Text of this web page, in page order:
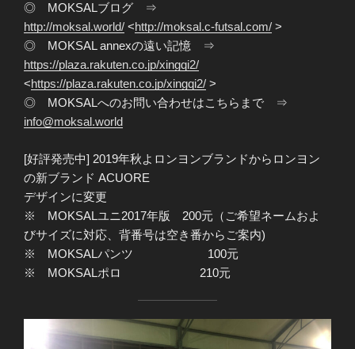
◎ MOKSALブログ ⇒
http://moksal.world/ <http://moksal.c-futsal.com/ >
◎ MOKSAL annexの遠い記憶 ⇒
https://plaza.rakuten.co.jp/xingqi2/
<https://plaza.rakuten.co.jp/xingqi2/ >
◎ MOKSALへのお問い合わせはこちらまで ⇒
info@moksal.world
[好評発売中] 2019年秋よロンヨンブランドからロンヨン
の新ブランド ACUORE
デザインに変更
※ MOKSALユニ2017年版 200元（ご希望ネームおよ
びサイズに対応、背番号は空き番からご案内)
※ MOKSALパンツ 100元
※ MOKSALポロ 210元